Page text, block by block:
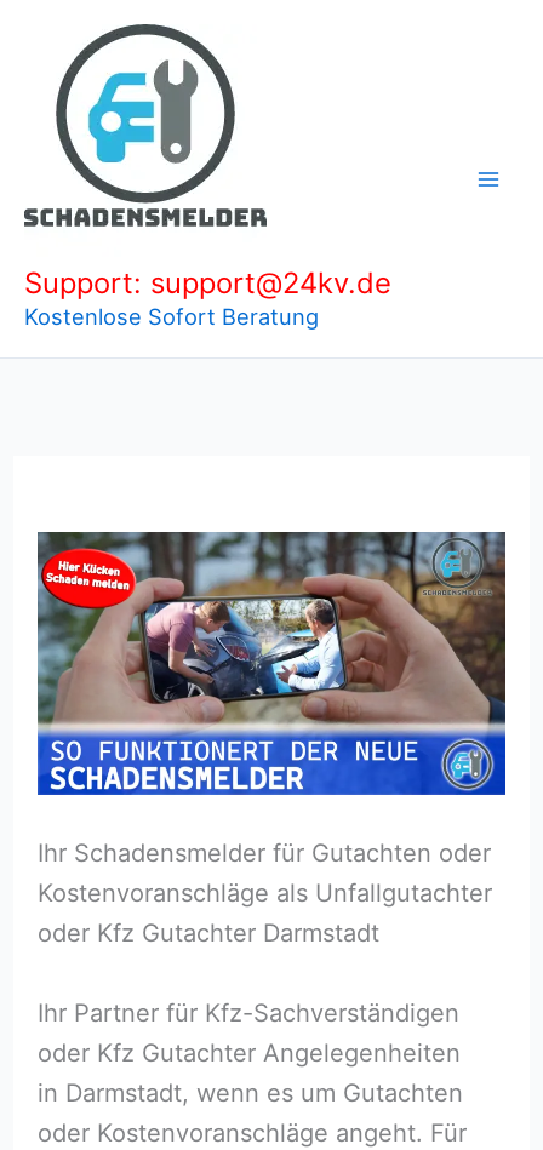
springen
Support: support@24kv.de
Kostenlose Sofort Beratung
Ihr Schadensmelder für Gutachten oder
Kostenvoranschläge als Unfallgutachter
oder Kfz Gutachter Darmstadt
Ihr Partner für Kfz-Sachverständigen
oder Kfz Gutachter Angelegenheiten
in Darmstadt, wenn es um Gutachten
oder Kostenvoranschläge angeht. Für